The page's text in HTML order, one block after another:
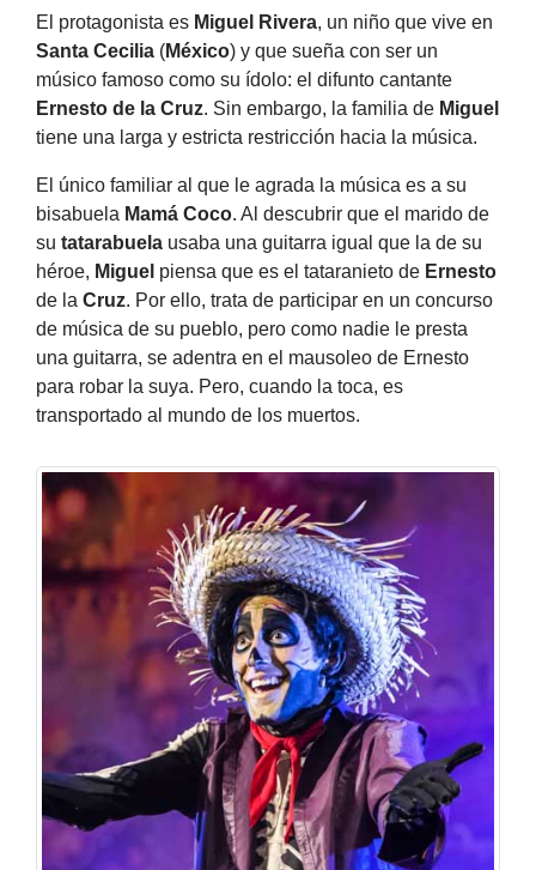
El protagonista es Miguel Rivera, un niño que vive en
Santa Cecilia (México) y que sueña con ser un
músico famoso como su ídolo: el difunto cantante
Ernesto de la Cruz. Sin embargo, la familia de Miguel
tiene una larga y estricta restricción hacia la música.
El único familiar al que le agrada la música es a su
bisabuela Mamá Coco. Al descubrir que el marido de
su tatarabuela usaba una guitarra igual que la de su
héroe, Miguel piensa que es el tataranieto de Ernesto
de la Cruz. Por ello, trata de participar en un concurso
de música de su pueblo, pero como nadie le presta
una guitarra, se adentra en el mausoleo de Ernesto
para robar la suya. Pero, cuando la toca, es
transportado al mundo de los muertos.